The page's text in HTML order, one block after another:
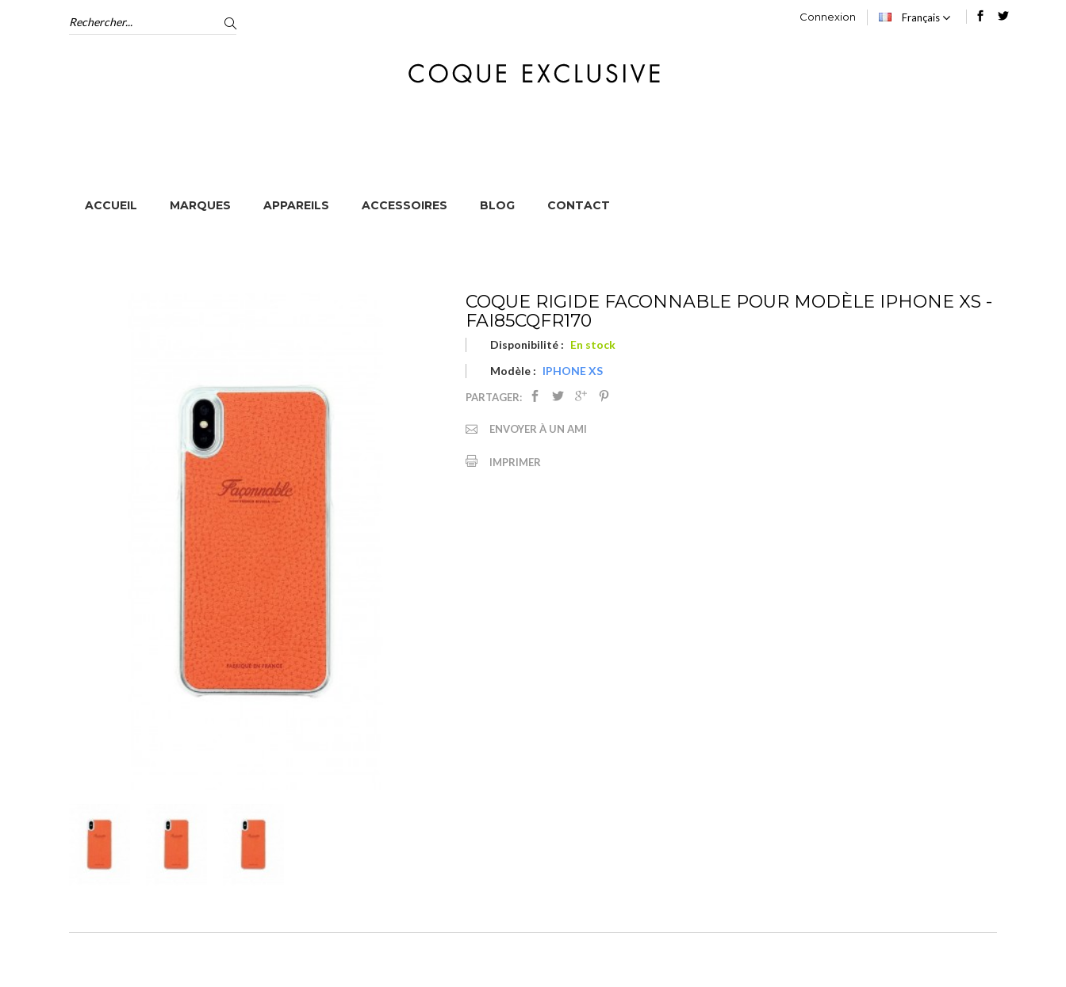
Français
Connexion
ACCUEIL MARQUES APPAREILS ACCESSOIRES BLOG CONTACT
COQUE RIGIDE FACONNABLE POUR MODÈLE IPHONE XS -
FAI85CQFR170
Disponibilité : En stock
Modèle : IPHONE XS
PARTAGER:
ENVOYER À UN AMI
IMPRIMER